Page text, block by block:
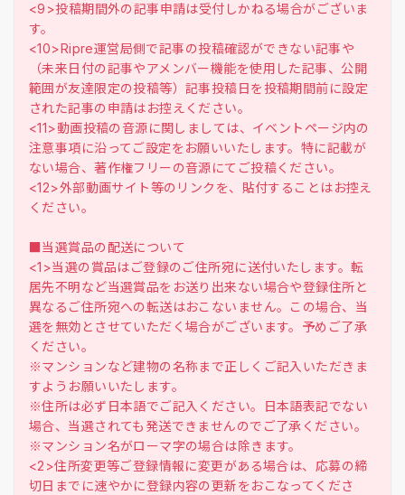
<9>投稿期間外の記事申請は受付しかねる場合がございま
す。
<10>Ripre運営局側で記事の投稿確認ができない記事や
（未来日付の記事やアメンバー機能を使用した記事、公開
範囲が友達限定の投稿等）記事投稿日を投稿期間前に設定
された記事の申請はお控えください。
<11>動画投稿の音源に関しましては、イベントページ内の
注意事項に沿ってご設定をお願いいたします。特に記載が
ない場合、著作権フリーの音源にてご投稿ください。
<12>外部動画サイト等のリンクを、貼付することはお控え
ください。
■当選賞品の配送について
<1>当選の賞品はご登録のご住所宛に送付いたします。転
居先不明など当選賞品をお送り出来ない場合や登録住所と
異なるご住所宛への転送はおこないません。この場合、当
選を無効とさせていただく場合がございます。予めご了承
ください。
※マンションなど建物の名称まで正しくご記入いただきま
すようお願いいたします。
※住所は必ず日本語でご記入ください。日本語表記でない
場合、当選されても発送できませんのでご了承ください。
※マンション名がローマ字の場合は除きます。
<2>住所変更等ご登録情報に変更がある場合は、応募の締
切日までに速やかに登録内容の更新をおこなってくださ